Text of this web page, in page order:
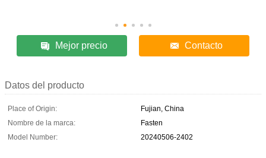
Mejor precio Contacto
Datos del producto
Place of Origin:
Fujian, China
Nombre de la marca:
Fasten
Model Number:
20240506-2402